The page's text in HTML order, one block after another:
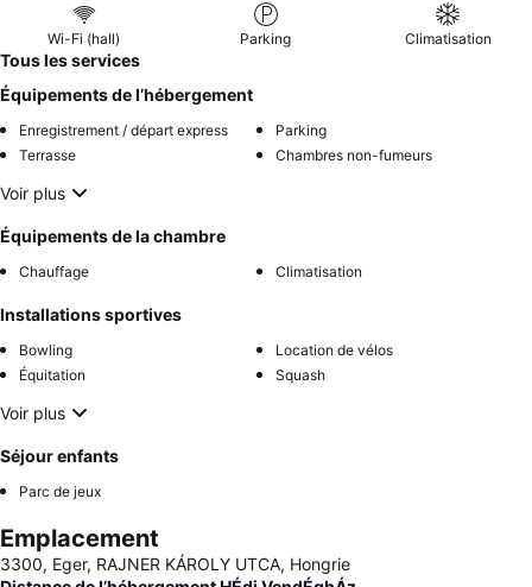
Wi-Fi (hall) Parking Climatisation
Tous les services
Équipements de l’hébergement
Enregistrement / départ express
Parking
Terrasse
Chambres non-fumeurs
Voir plus
Équipements de la chambre
Chauffage Climatisation
Installations sportives
Bowling
Location de vélos
Équitation
Squash
Voir plus
Séjour enfants
Parc de jeux
Emplacement
3300, Eger, RAJNER KÁROLY UTCA, Hongrie